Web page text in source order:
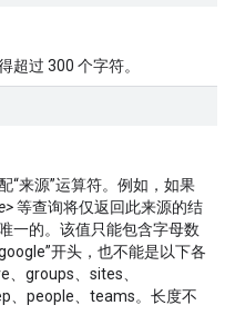
超过 300 个字符。
“来源”运算符。例如，如果
等查询将仅返回此来源的结
一的。该值只能包含字母数
开头，也不能是以下各
groups、sites、
、people、teams。长度不